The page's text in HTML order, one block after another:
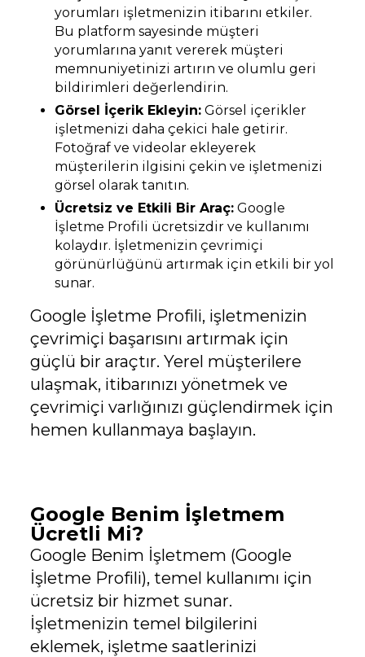
yorumları işletmenizin itibarını etkiler.
Bu platform sayesinde müşteri
yorumlarına yanıt vererek müşteri
memnuniyetinizi artırın ve olumlu geri
bildirimleri değerlendirin.
Görsel İçerik Ekleyin: Görsel içerikler
işletmenizi daha çekici hale getirir.
Fotoğraf ve videolar ekleyerek
müşterilerin ilgisini çekin ve işletmenizi
görsel olarak tanıtın.
Ücretsiz ve Etkili Bir Araç: Google
İşletme Profili ücretsizdir ve kullanımı
kolaydır. İşletmenizin çevrimiçi
görünürlüğünü artırmak için etkili bir yol
sunar.
Google İşletme Profili, işletmenizin
çevrimiçi başarısını artırmak için
güçlü bir araçtır. Yerel müşterilere
ulaşmak, itibarınızı yönetmek ve
çevrimiçi varlığınızı güçlendirmek için
hemen kullanmaya başlayın.
Google Benim İşletmem
Ücretli Mi?
Google Benim İşletmem (Google
İşletme Profili), temel kullanımı için
ücretsiz bir hizmet sunar.
İşletmenizin temel bilgilerini
eklemek, işletme saatlerinizi